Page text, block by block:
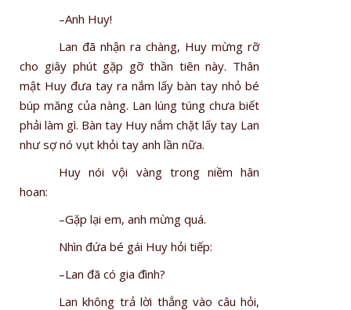
–Anh Huy!
Lan đã nhận ra chàng, Huy mừng rỡ
cho giây phút gặp gỡ thần tiên này. Thân
mật Huy đưa tay ra nắm lấy bàn tay nhỏ bé
búp măng của nàng. Lan lúng túng chưa biết
phải làm gì. Bàn tay Huy nắm chặt lấy tay Lan
như sợ nó vụt khỏi tay anh lần nữa.
Huy nói vội vàng trong niềm hân
hoan:
–Gặp lại em, anh mừng quá.
Nhìn đứa bé gái Huy hỏi tiếp:
–Lan đã có gia đình?
Lan không trả lời thẳng vào câu hỏi,